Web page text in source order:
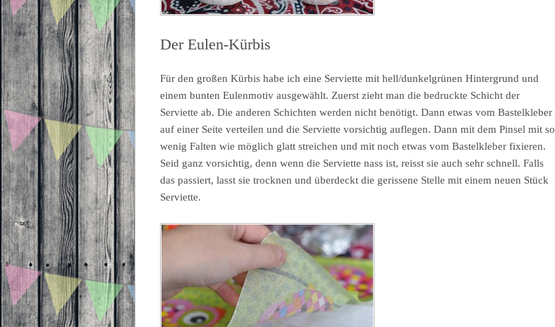
Der Eulen-Kürbis
Für den großen Kürbis habe ich eine Serviette mit hell/dunkelgrünen Hintergrund und
einem bunten Eulenmotiv ausgewählt. Zuerst zieht man die bedruckte Schicht der
Serviette ab. Die anderen Schichten werden nicht benötigt. Dann etwas vom Bastelkleber
auf einer Seite verteilen und die Serviette vorsichtig auflegen. Dann mit dem Pinsel mit so
wenig Falten wie möglich glatt streichen und mit noch etwas vom Bastelkleber fixieren.
Seid ganz vorsichtig, denn wenn die Serviette nass ist, reisst sie auch sehr schnell. Falls
das passiert, lasst sie trocknen und überdeckt die gerissene Stelle mit einem neuen Stück
Serviette.